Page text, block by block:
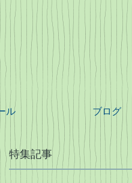
ル ブログ
特集記事